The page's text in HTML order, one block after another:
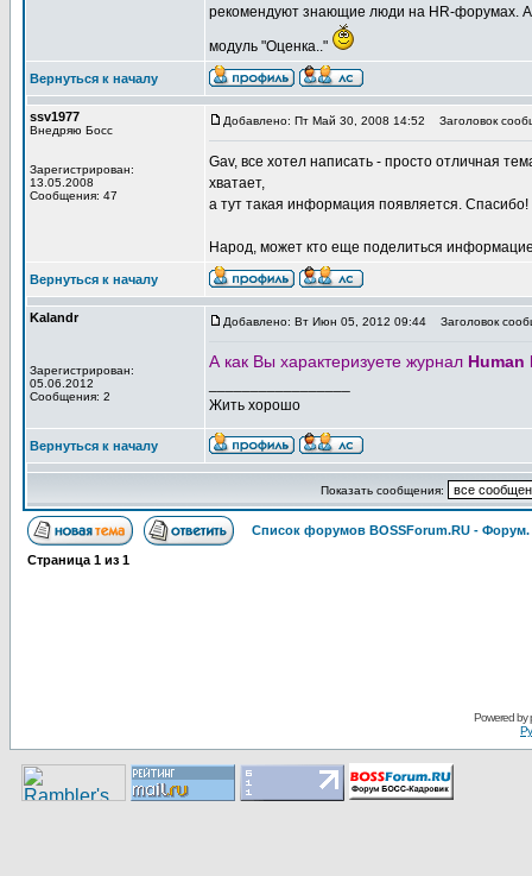
рекомендуют знающие люди на HR-форумах. А
модуль "Оценка.."
Вернуться к началу
ssv1977
Внедряю Босс
Зарегистрирован:
13.05.2008
Сообщения: 47
Добавлено: Пт Май 30, 2008 14:52 Заголовок
Gav, все хотел написать - просто отличная
хватает,
а тут такая информация появляется. Спасибо!
Народ, может кто еще поделиться
Вернуться к началу
Kalandr
Зарегистрирован:
05.06.2012
Сообщения: 2
Добавлено: Вт Июн 05, 2012 09:44 Заголовок
А как Вы характеризуете журнал Human
Жить хорошо
Вернуться к началу
Показать сообщения:
Список форумов BOSSForum.RU -
Страница 1 из 1
Pоwerеd by